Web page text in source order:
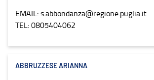
EMAIL: s.abbondanza@regione.puglia.it
TEL: 0805404062
ABBRUZZESE ARIANNA